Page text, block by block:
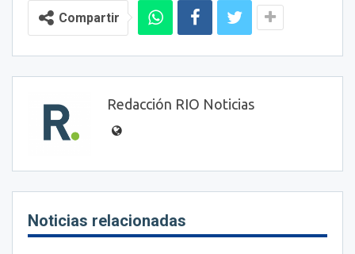
Compartir
Redacción RIO Noticias
Noticias relacionadas